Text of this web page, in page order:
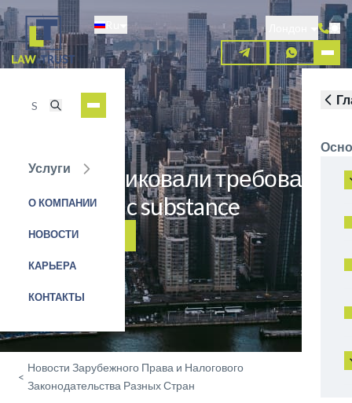
Перейти
к
основному
содержанию
Услуги
О КОМПАНИИ
НОВОСТИ
КАРЬЕРА
КОНТАКТЫ
ОАЭ опубликовали требования
по economic substance
ЗАЯВКА НА УСЛУГУ
<
Новости Зарубежного Права и Налогового
Законодательства Разных Стран